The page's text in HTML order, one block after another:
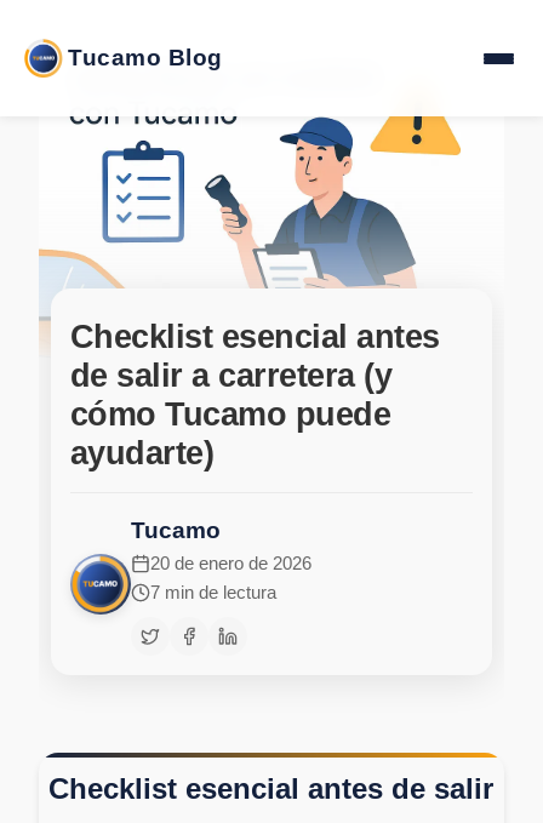
Tucamo Blog
Checklist esencial antes
de salir a carretera (y
cómo Tucamo puede
ayudarte)
Tucamo
20 de enero de 2026
7 min de lectura
Checklist esencial antes de salir